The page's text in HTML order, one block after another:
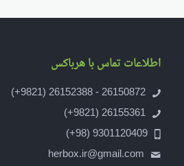
اطلاعات تماس با هرباکس
26150872 - 26152388 (9821+)
26155361 (9821+)
9301120409 (98+)
herbox.ir@gmail.com